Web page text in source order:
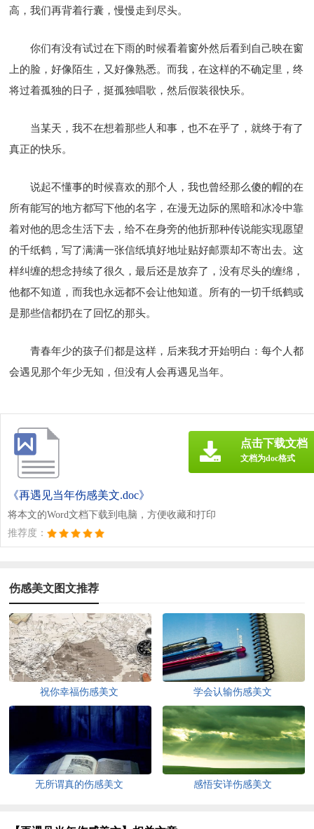
高，我们再背着行囊，慢慢走到尽头。
你们有没有试过在下雨的时候看着窗外然后看到自己映在窗
上的脸，好像陌生，又好像熟悉。而我，在这样的不确定里，终
将过着孤独的日子，挺孤独唱歌，然后假装很快乐。
当某天，我不在想着那些人和事，也不在乎了，就终于有了
真正的快乐。
说起不懂事的时候喜欢的那个人，我也曾经那么傻的帽的在
所有能写的地方都写下他的名字，在漫无边际的黑暗和冰冷中靠
着对他的思念生活下去，给不在身旁的他折那种传说能实现愿望
的千纸鹤，写了满满一张信纸填好地址贴好邮票却不寄出去。这
样纠缠的想念持续了很久，最后还是放弃了，没有尽头的缠绵，
他都不知道，而我也永远都不会让他知道。所有的一切千纸鹤或
是那些信都扔在了回忆的那头。
青春年少的孩子们都是这样，后来我才开始明白：每个人都
会遇见那个年少无知，但没有人会再遇见当年。
《再遇见当年伤感美文.doc》
将本文的Word文档下载到电脑，方便收藏和打印
推荐度：
点击下载文档
文档为doc格式
伤感美文图文推荐
祝你幸福伤感美文 学会认输伤感美文
无所谓真的伤感美文 感悟安详伤感美文